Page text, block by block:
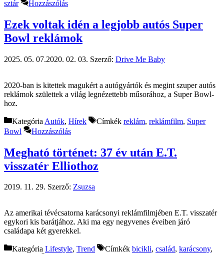
sztár Hozzászólás
Ezek voltak idén a legjobb autós Super
Bowl reklámok
2025. 05. 07.2020. 02. 03. Szerző: Drive Me Baby
2020-ban is kitettek magukért a autógyártók és megint szuper autós
reklámok születtek a világ legnézettebb műsorához, a Super Bowl-
hoz.
Kategória Autók, Hírek Címkék reklám, reklámfilm, Super
Bowl
Hozzászólás
Megható történet: 37 év után E.T.
visszatér Elliothoz
2019. 11. 29. Szerző: Zsuzsa
Az amerikai tévécsatorna karácsonyi reklámfilmjében E.T. visszatér
egykori kis barátjához. Aki ma egy negyvenes éveiben járó
családapa két gyerekkel.
Kategória Lifestyle, Trend Címkék bicikli, család, karácsony,